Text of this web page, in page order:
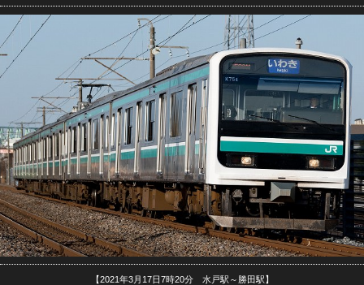
【2021年3月17日7時20分 水戸駅～勝田駅】